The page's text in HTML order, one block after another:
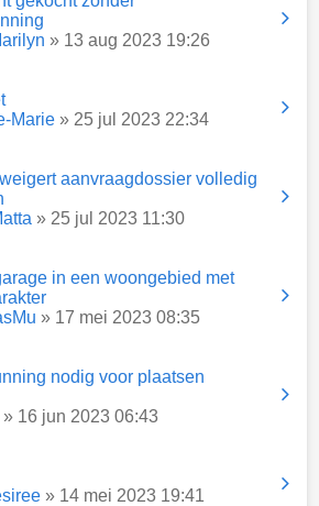
» 13 aug 2023 19:26
Marie » 25 jul 2023 22:34
aanvraagdossier volledig
» 25 jul 2023 11:30
in een woongebied met
» 17 mei 2023 08:35
nodig voor plaatsen
» 16 jun 2023 06:43
» 14 mei 2023 19:41